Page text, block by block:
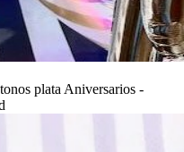
plata Aniversarios -